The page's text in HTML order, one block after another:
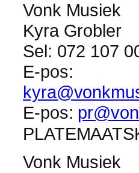
Vonk Musiek
Kyra Grobler
Sel: 072 107
E-pos:
E-pos:
Vonk Musiek